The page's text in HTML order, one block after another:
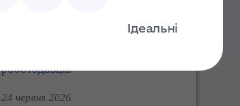
роботодавців
24 червня 2026